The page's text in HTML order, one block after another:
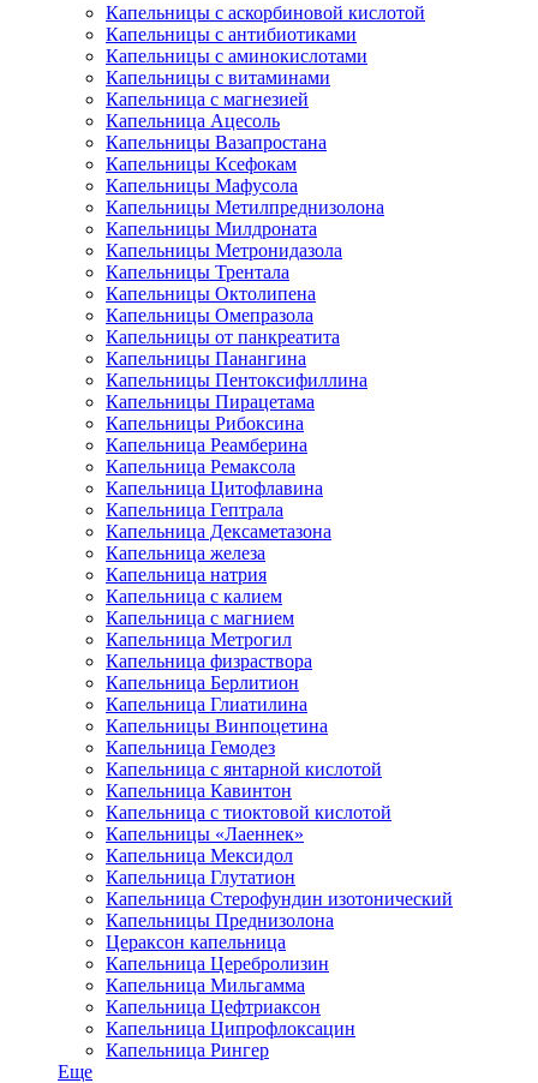
Капельницы с аскорбиновой кислотой
Капельницы с антибиотиками
Капельницы с аминокислотами
Капельницы с витаминами
Капельница с магнезией
Капельница Ацесоль
Капельницы Вазапростана
Капельницы Ксефокам
Капельницы Мафусола
Капельницы Метилпреднизолона
Капельницы Милдроната
Капельницы Метронидазола
Капельницы Трентала
Капельницы Октолипена
Капельницы Омепразола
Капельницы от панкреатита
Капельницы Панангина
Капельницы Пентоксифиллина
Капельницы Пирацетама
Капельницы Рибоксина
Капельница Реамберина
Капельница Ремаксола
Капельница Цитофлавина
Капельница Гептрала
Капельница Дексаметазона
Капельница железа
Капельница натрия
Капельница с калием
Капельница с магнием
Капельница Метрогил
Капельница физраствора
Капельница Берлитион
Капельница Глиатилина
Капельницы Винпоцетина
Капельница Гемодез
Капельница с янтарной кислотой
Капельница Кавинтон
Капельница с тиоктовой кислотой
Капельницы «Лаеннек»
Капельница Мексидол
Капельница Глутатион
Капельница Стерофундин изотонический
Капельницы Преднизолона
Цераксон капельница
Капельница Церебролизин
Капельница Мильгамма
Капельница Цефтриаксон
Капельница Ципрофлоксацин
Капельница Рингер
Еще